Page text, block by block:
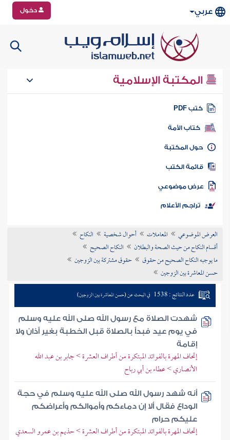
عربي دخول
المكتبة الإسلامية
كتب PDF
كتاب الأمة
المكتبة
الكتب
موضوعي
تراجم الأعلام
العرض الموضوعي المعاملات أحوال شخصية
النكاح
أقسام النكاح من حيث الصحة والبطلان
النكاح الصحيح
ما يوجبه النكاح الصحيح من حقوق
حقوق مشتركة بين الزوجين
حسن المعاشرة بين الزوجين
عدد النتائج : 1538 في البحث عن (حسن المعاشرة بين الزوجين)
شهدت الصلاة مع رسول الله صلى الله عليه وسلم
في يوم عيد فبدأ بالصلاة قبل الخطبة بغير أذان ولا
إقامة
إتحاف المهرة بالفوائد المبتكرة من أطراف العشرة > جابر بن عبد الله
الأنصاري > عطاء بن أبي رباح
أنه شهد رسول الله صلى الله عليه وسلم في حجة
الوداع فقال ألا إن دماءكم وأموالكم وأعراضكم
عليكم حرام
إتحاف المهرة بالفوائد المبتكرة من أطراف العشرة > حذيم بن عمرو السعدي